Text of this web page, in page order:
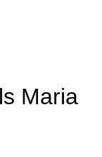
Maria